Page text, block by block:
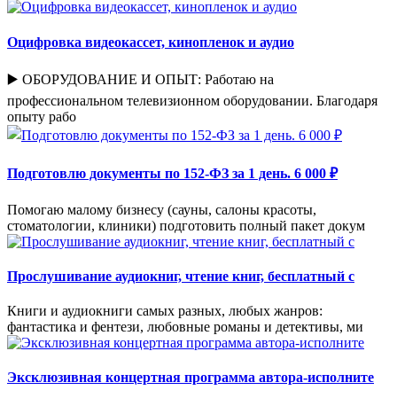
Оцифровка видеокассет, кинопленок и аудио
▶️ ОБОРУДОВАНИЕ И ОПЫТ: Работаю на
профессиональном телевизионном оборудовании. Благодаря
опыту рабо
Подготовлю документы по 152-ФЗ за 1 день. 6 000 ₽
Помогаю малому бизнесу (сауны, салоны красоты,
стоматологии, клиники) подготовить полный пакет докум
Прослушивание аудиокниг, чтение книг, бесплатный с
Книги и аудиокниги самых разных, любых жанров:
фантастика и фентези, любовные романы и детективы, ми
Эксклюзивная концертная программа автора-исполните